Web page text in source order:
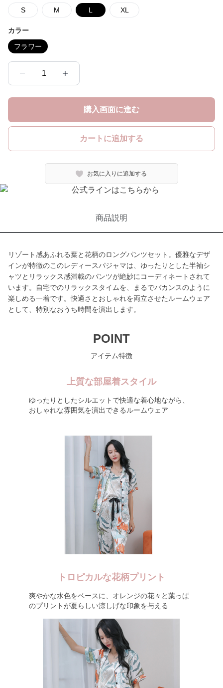
S M L XL
カラー
フラワー
1
購入画面に進む
カートに追加する
お気に入りに追加する
商品説明
リゾート感あふれる葉と花柄のロングパンツセット。優雅なデザ
インが特徴のこのレディースパジャマは、ゆったりとした半袖シ
ャツとリラックス感満載のパンツが絶妙にコーディネートされて
います。自宅でのリラックスタイムを、まるでバカンスのように
楽しめる一着です。快適さとおしゃれを両立させたルームウェア
として、特別なおうち時間を演出します。
POINT
アイテム特徴
上質な部屋着スタイル
ゆったりとしたシルエットで快適な着心地ながら、
おしゃれな雰囲気を演出できるルームウェア
トロピカルな花柄プリント
爽やかな水色をベースに、オレンジの花々と葉っぱ
のプリントが夏らしい涼しげな印象を与える